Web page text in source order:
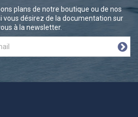
plans de notre boutique ou de nos
vous désirez de la documentation sur
à la newsletter.